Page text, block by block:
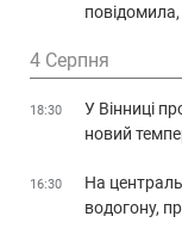
4 Серпня
18:30
У Вінниці
новий
16:30
На
водогону,